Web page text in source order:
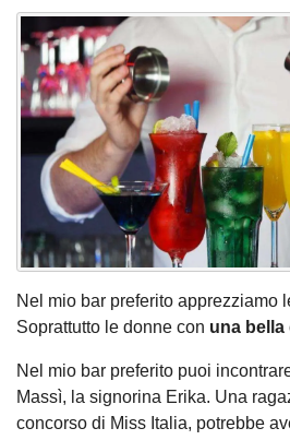
Nel mio bar preferito apprezziamo
Soprattutto le donne con una
Nel mio bar preferito puoi
Massì, la signorina Erika. Una
concorso di Miss Italia, potrebbe